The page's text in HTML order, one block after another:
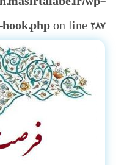
wp-
on line 287